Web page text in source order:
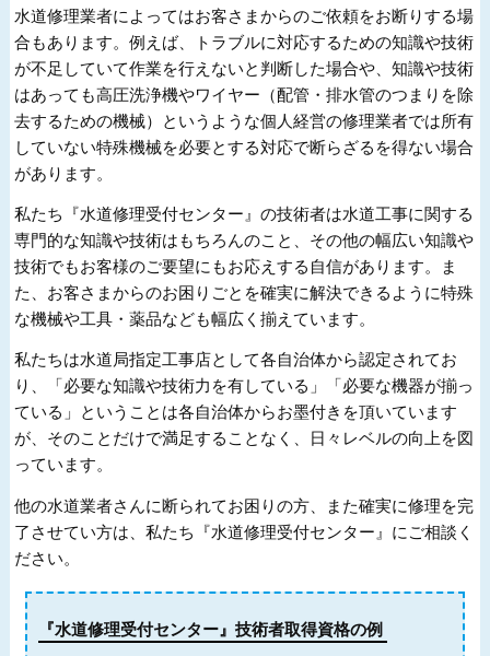
水道修理業者によってはお客さまからのご依頼をお断りする場
合もあります。例えば、トラブルに対応するための知識や技術
が不足していて作業を行えないと判断した場合や、知識や技術
はあっても高圧洗浄機やワイヤー（配管・排水管のつまりを除
去するための機械）というような個人経営の修理業者では所有
していない特殊機械を必要とする対応で断らざるを得ない場合
があります。
私たち『水道修理受付センター』の技術者は水道工事に関する
専門的な知識や技術はもちろんのこと、その他の幅広い知識や
技術でもお客様のご要望にもお応えする自信があります。ま
た、お客さまからのお困りごとを確実に解決できるように特殊
な機械や工具・薬品なども幅広く揃えています。
私たちは水道局指定工事店として各自治体から認定されてお
り、「必要な知識や技術力を有している」「必要な機器が揃っ
ている」ということは各自治体からお墨付きを頂いています
が、そのことだけで満足することなく、日々レベルの向上を図
っています。
他の水道業者さんに断られてお困りの方、また確実に修理を完
了させてい方は、私たち『水道修理受付センター』にご相談く
ださい。
『水道修理受付センター』技術者取得資格の例